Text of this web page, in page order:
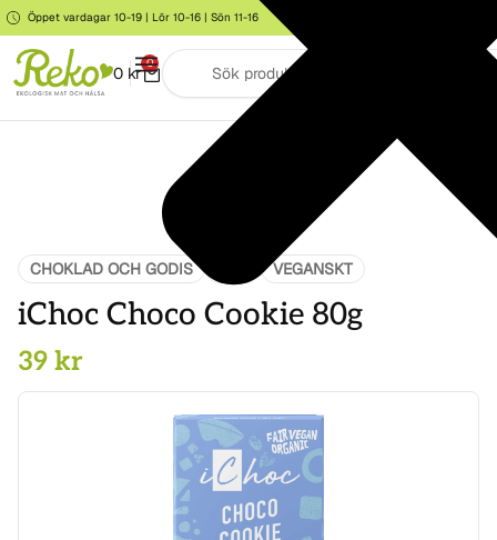
Öppet vardagar 10-19 | Lör 10-16 | Sön 11-16
0 kr
0
CHOKLAD OCH GODIS VEGANSKT
iChoc Choco Cookie 80g
39 kr